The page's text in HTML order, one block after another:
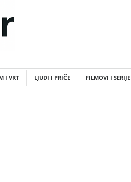
I VRT LJUDI I PRIČE FILMOVI I SERIJE